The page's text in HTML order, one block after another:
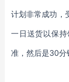
计划非常成功，
一日送货以保
准，然后是30分